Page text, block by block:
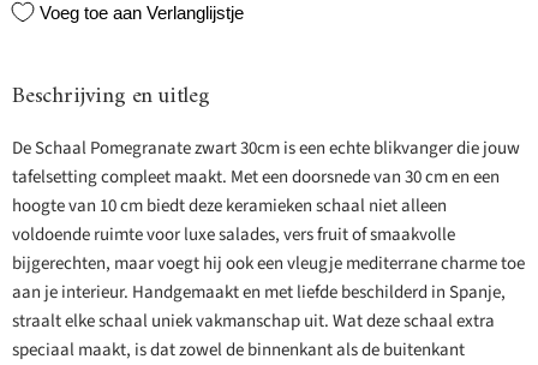
Voeg toe aan Verlanglijstje
Beschrijving en uitleg
De Schaal Pomegranate zwart 30cm is een echte blikvanger die jouw
tafelsetting compleet maakt. Met een doorsnede van 30 cm en een
hoogte van 10 cm biedt deze keramieken schaal niet alleen
voldoende ruimte voor luxe salades, vers fruit of smaakvolle
bijgerechten, maar voegt hij ook een vleugje mediterrane charme toe
aan je interieur. Handgemaakt en met liefde beschilderd in Spanje,
straalt elke schaal uniek vakmanschap uit. Wat deze schaal extra
speciaal maakt, is dat zowel de binnenkant als de buitenkant